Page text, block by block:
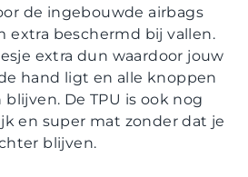
de ingebouwde airbags
extra beschermd bij vallen.
extra dun waardoor jouw
hand ligt en alle knoppen
De TPU is ook nog
en super mat zonder dat je
blijven.